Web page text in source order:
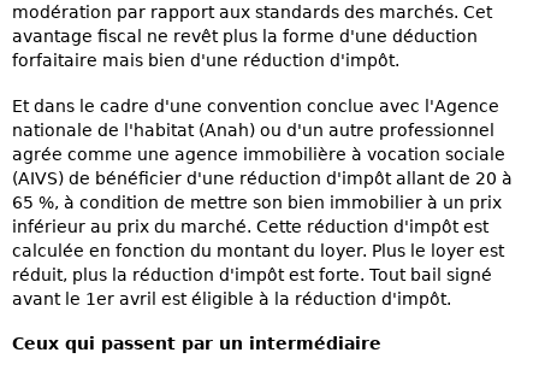
modération par rapport aux standards des marchés. Cet
avantage fiscal ne revêt plus la forme d'une déduction
forfaitaire mais bien d'une réduction d'impôt.
Et dans le cadre d'une convention conclue avec l'Agence
nationale de l'habitat (Anah) ou d'un autre professionnel
agrée comme une agence immobilière à vocation sociale
(AIVS) de bénéficier d'une réduction d'impôt allant de 20 à
65 %, à condition de mettre son bien immobilier à un prix
inférieur au prix du marché. Cette réduction d'impôt est
calculée en fonction du montant du loyer. Plus le loyer est
réduit, plus la réduction d'impôt est forte. Tout bail signé
avant le 1er avril est éligible à la réduction d'impôt.
Ceux qui passent par un intermédiaire